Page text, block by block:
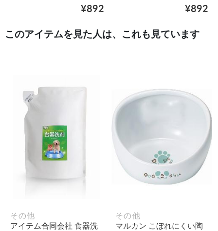
¥892 ¥892
このアイテムを見た人は、これも見ています
その他
アイテム合同会社 食器洗
その他
マルカン こぼれにくい陶